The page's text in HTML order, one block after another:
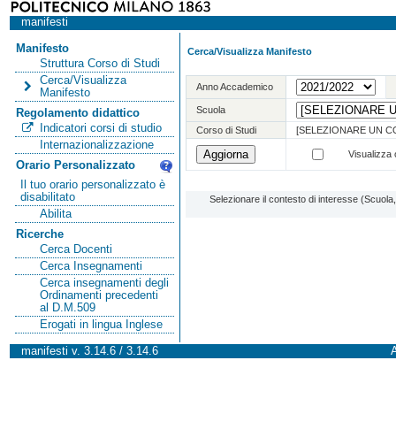
manifesti
Manifesto
Struttura Corso di Studi
Cerca/Visualizza
Manifesto
Regolamento didattico
Indicatori corsi di studio
Internazionalizzazione
Orario Personalizzato
Il tuo orario personalizzato è
disabilitato
Abilita
Ricerche
Cerca Docenti
Cerca Insegnamenti
Cerca insegnamenti degli
Ordinamenti precedenti
al D.M.509
Erogati in lingua Inglese
Cerca/Visualizza Manifesto
Anno Accademico
Scuola
Corso di Studi
[SELEZIONARE UN
Visualizza
Selezionare il contesto di interesse
manifesti v. 3.14.6 / 3.14.6